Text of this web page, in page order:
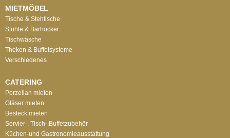
MIETMÖBEL
Tische & Stehtische
Stühle & Barhocker
Tischwäsche
Theken & Buffetsysteme
Verschiedenes
CATERING
Porzellan mieten
Gläser mieten
Besteck mieten
Servier-, Tisch-,Buffetzubehör
Küchen-und Gastronomieausstattung